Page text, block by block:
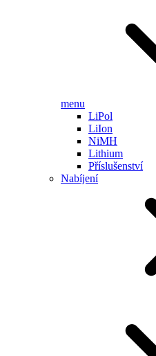
menu
LiPol
LiIon
NiMH
Lithium
Příslušenství
Nabíjení